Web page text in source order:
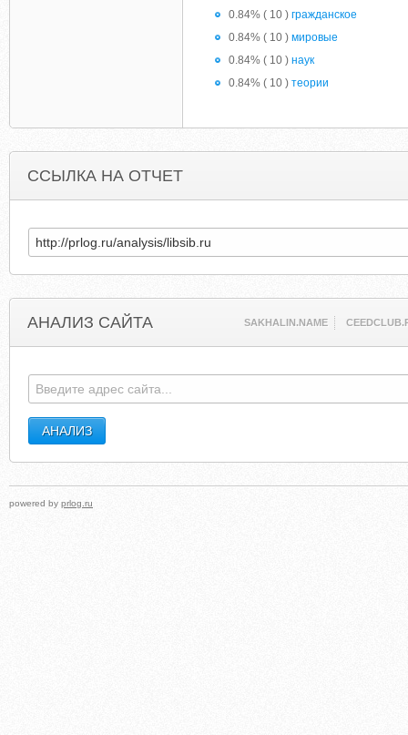
0.84% ( 10 ) гражданское
0.84% ( 10 ) мировые
0.84% ( 10 ) наук
0.84% ( 10 ) теории
ССЫЛКА НА ОТЧЕТ
АНАЛИЗ САЙТА SAKHALIN.NAME
powered by prlog.ru